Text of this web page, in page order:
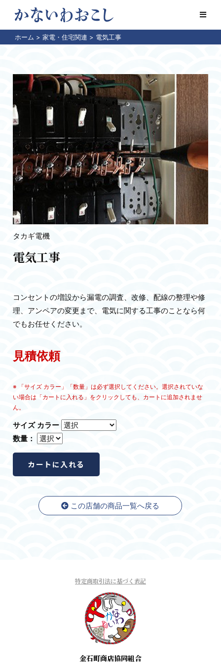
ホーム > 家電・住宅関連 > 電気工事
タカギ電機
電気工事
コンセントの増設から漏電の調査、改修、配線の整理や修
理、アンペアの変更まで、電気に関する工事のことなら何
でもお任せください。
見積依頼
※ 「サイズ カラー」「数量」は必ず選択してください。選択されていな
い場合は「カートに入れる」をクリックしても、カートに追加されませ
ん。
サイズ カラー
数量：
この店舗の商品一覧へ戻る
特定商取引法に基づく表記
金石町商店協同組合